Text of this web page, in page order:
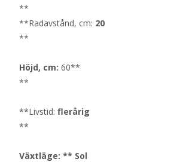
**
**Radavstånd, cm: 20
**
Höjd, cm: 60**
**
**Livstid: flerårig
**
Växtläge: ** Sol